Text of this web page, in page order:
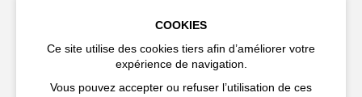
Accessibilité FAQ
Recrutements et appels
Espace production
COOKIES
Ce site utilise des cookies tiers afin d’améliorer votre
expérience de navigation.
Vous pouvez accepter ou refuser l’utilisation de ces